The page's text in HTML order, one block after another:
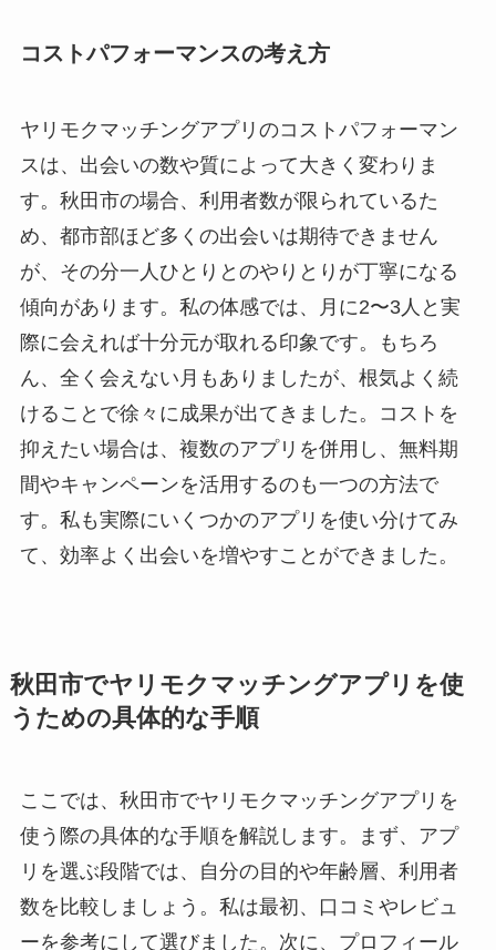
コストパフォーマンスの考え方
ヤリモクマッチングアプリのコストパフォーマン
スは、出会いの数や質によって大きく変わりま
す。秋田市の場合、利用者数が限られているた
め、都市部ほど多くの出会いは期待できません
が、その分一人ひとりとのやりとりが丁寧になる
傾向があります。私の体感では、月に2〜3人と実
際に会えれば十分元が取れる印象です。もちろ
ん、全く会えない月もありましたが、根気よく続
けることで徐々に成果が出てきました。コストを
抑えたい場合は、複数のアプリを併用し、無料期
間やキャンペーンを活用するのも一つの方法で
す。私も実際にいくつかのアプリを使い分けてみ
て、効率よく出会いを増やすことができました。
秋田市でヤリモクマッチングアプリを使
うための具体的な手順
ここでは、秋田市でヤリモクマッチングアプリを
使う際の具体的な手順を解説します。まず、アプ
リを選ぶ段階では、自分の目的や年齢層、利用者
数を比較しましょう。私は最初、口コミやレビュ
ーを参考にして選びました。次に、プロフィール